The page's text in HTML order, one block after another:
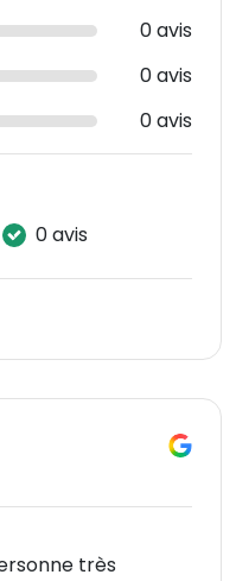
0 avis
0 avis
0 avis
0 avis
très